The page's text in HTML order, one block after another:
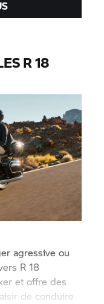
R 18
agressive ou
R 18
et offre des
de conduire